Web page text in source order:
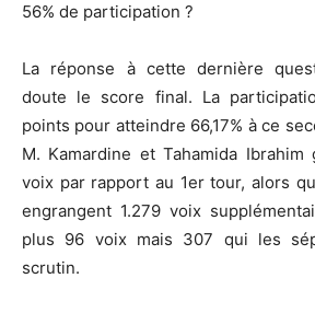
56% de participation ?
La réponse à cette dernière
doute le score final. La
points pour atteindre 66,17% à ce
M. Kamardine et Tahamida Ibrahim
voix par rapport au 1er tour, alors
engrangent 1.279 voix
plus 96 voix mais 307 qui les
scrutin.